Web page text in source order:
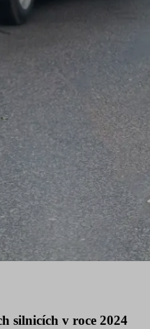
silnicích v roce 2024